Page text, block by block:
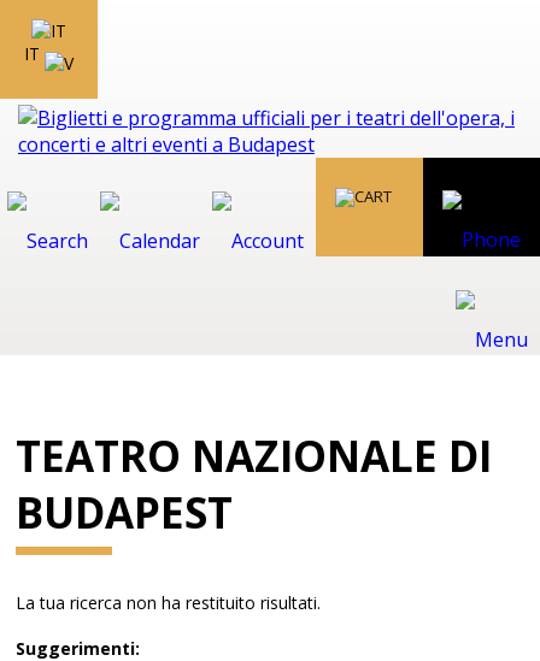
IT
TEATRO NAZIONALE DI
BUDAPEST
La tua ricerca non ha restituito risultati.
Suggerimenti: